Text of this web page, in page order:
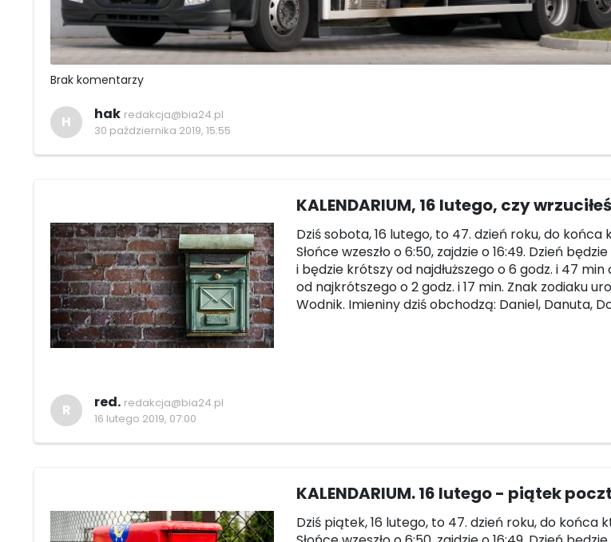
Brak komentarzy
H hak redakcja@bia24.pl
30 października 2019, 15:55
KALENDARIUM, 16 lutego, czy
Dziś sobota, 16 lutego, to 47. dzień roku, do końca
Słońce wzeszło o 6:50, zajdzie o 16:49. Dzień
i będzie krótszy od najdłuższego o 6 godz. i 47 min
od najkrótszego o 2 godz. i 17 min. Znak zodiaku
Wodnik. Imieniny dziś obchodzą: Daniel, Danuta,
R red. redakcja@bia24.pl
16 lutego 2019, 07:00
KALENDARIUM. 16 lutego - piątek
Dziś piątek, 16 lutego, to 47. dzień roku, do końca